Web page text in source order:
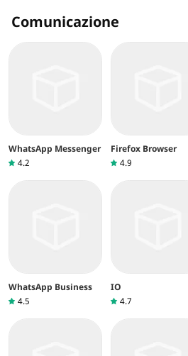
Comunicazione
WhatsApp Messenger
4.2
Firefox Browser
4.9
WhatsApp Business
4.5
IO
4.7